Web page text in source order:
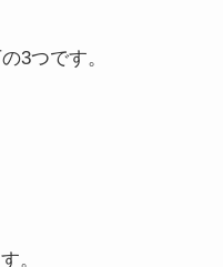
3つです。
。